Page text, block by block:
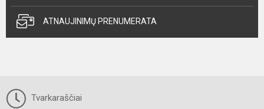
ATNAUJINIMŲ PRENUMERATA
Tvarkaraščiai